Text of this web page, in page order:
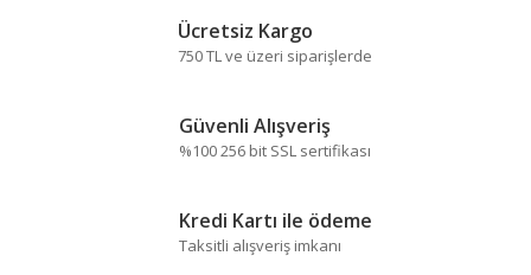
Gönder
Ücretsiz Kargo
750 TL ve üzeri siparişlerde
Güvenli Alışveriş
%100 256 bit SSL sertifikası
Kredi Kartı ile ödeme
Taksitli alışveriş imkanı